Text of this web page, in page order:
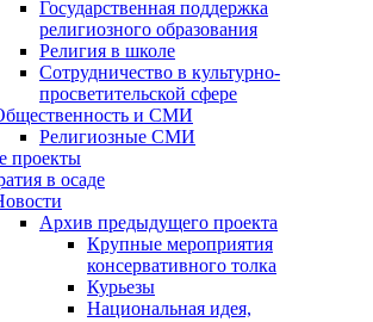
Государственная поддержка
религиозного образования
Религия в школе
Сотрудничество в культурно-
просветительской сфере
и СМИ
Религиозные СМИ
проекты
в осаде
Архив предыдущего проекта
Крупные мероприятия
консервативного толка
Курьезы
Национальная идея,